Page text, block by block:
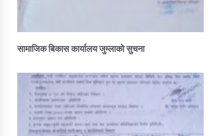
सामाजिक बिकास कार्यालय जुम्लाकाे सुचना